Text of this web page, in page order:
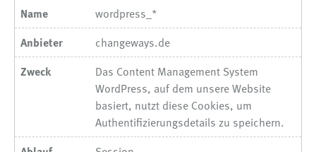
wordpress_*
changeways.de
Das Content Management System
WordPress, auf dem unsere Website
basiert, nutzt diese Cookies, um
Authentifizierungsdetails zu speichern.